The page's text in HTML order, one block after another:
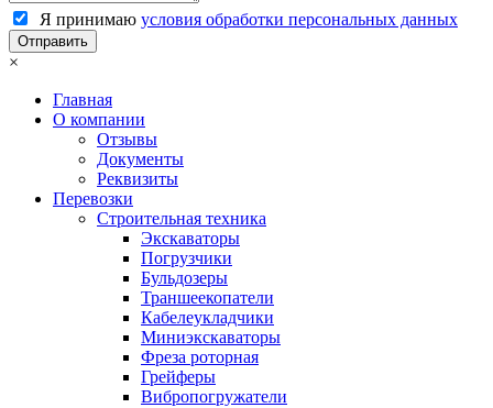
Я принимаю условия обработки персональных данных
×
Главная
О компании
Отзывы
Документы
Реквизиты
Перевозки
Строительная техника
Экскаваторы
Погрузчики
Бульдозеры
Траншеекопатели
Кабелеукладчики
Миниэкскаваторы
Фреза роторная
Грейферы
Вибропогружатели